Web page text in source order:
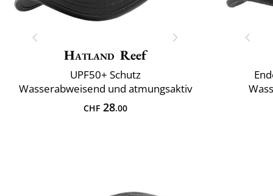
Hatland Reef
UPF50+ Schutz
Wasserabweisend und atmungsaktiv
CHF28.00